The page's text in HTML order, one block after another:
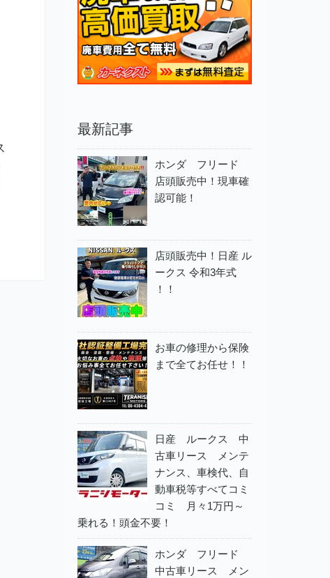
最新記事
ホンダ フリード
店頭販売中！現車確
認可能！
店頭販売中！日産 ル
ークス 令和3年式
！！
お車の修理から保険
まで全てお任せ！！
日産 ルークス 中
古車リース メンテ
ナンス、車検代、自
動車税等すべてコミ
コミ 月々1万円～
乗れる！頭金不要！
ホンダ フリード
中古車リース メン